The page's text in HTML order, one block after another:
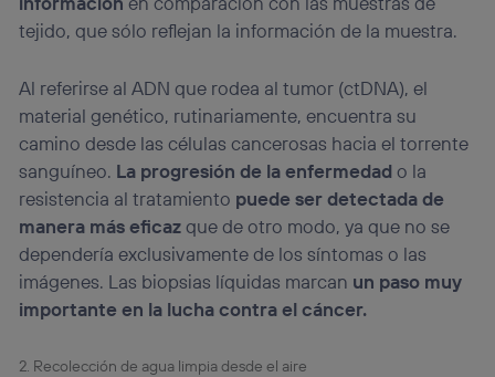
tejido, que sólo reflejan la información de la muestra.
Al referirse al ADN que rodea al tumor (ctDNA), el
material genético, rutinariamente, encuentra su
camino desde las células cancerosas hacia el torrente
sanguíneo. La progresión de la enfermedado la
resistencia al tratamiento puede ser detectada de
manera más eficazque de otro modo, ya que no se
dependería exclusivamente de los síntomas o las
imágenes. Las biopsias líquidas marcan un paso muy
importante en la lucha contra el cáncer.
2. Recolección de agua limpia desde el aire
lo que cualquier persona que conecte su dispositivo y
consienta el uso de la tecnología recibirá el mismo
identificador. Típicamente:
Si utilizas una conexión de banda ancha
(p. ej., Wi-Fi),
el marketing o análisis se realizará en función de las
actividades de navegación de los miembros del hogar
que hayan dado su consentimiento.
Si utilizas datos móviles, el marketing será más
personalizado, ya que se basará únicamente en la
navegación del usuario del móvil.
Puedes gestionar los consentimientos Utiq seleccionando
“Administrar Utiq” en la parte inferior de esta página web o
visitando el portal de privacidad de Utiq
(“consenthub”). Para más información, consulta
la